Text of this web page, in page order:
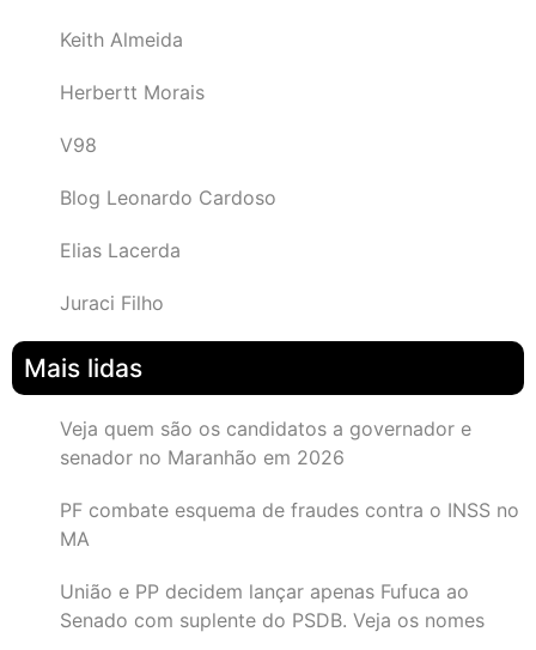
Keith Almeida
Herbertt Morais
V98
Blog Leonardo Cardoso
Elias Lacerda
Juraci Filho
Mais lidas
Veja quem são os candidatos a governador e
senador no Maranhão em 2026
PF combate esquema de fraudes contra o INSS no
MA
União e PP decidem lançar apenas Fufuca ao
Senado com suplente do PSDB. Veja os nomes